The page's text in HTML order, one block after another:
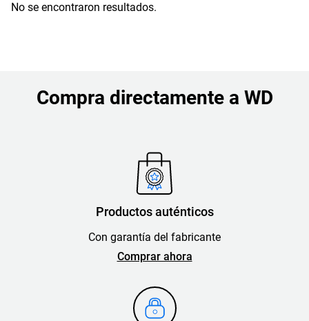
No se encontraron resultados.
Compra directamente a WD
Productos auténticos
Con garantía del fabricante
Comprar ahora